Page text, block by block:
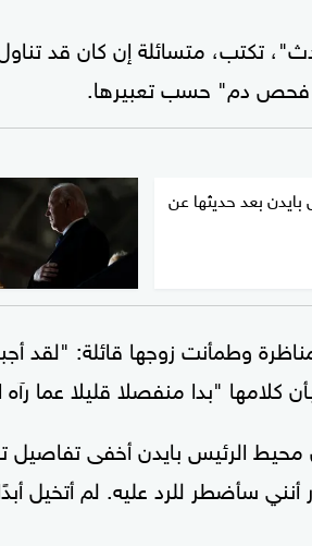
تكتب، متسائلة إن كان قد
دم" حسب تعبيرها.
بعد حديثها عن
وطمأنت زوجها قائلة: "لقد
كلامها "بدا منفصلا قليلا عما رآه
الرئيس بايدن أخفى تفاصيل
سأضطر للرد عليه. لم أتخيل